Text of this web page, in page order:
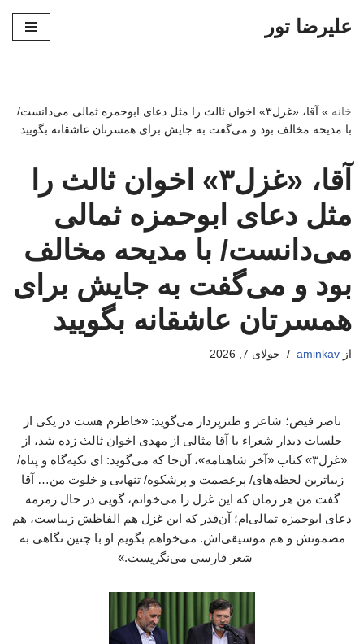
علیرضا تور
خانه »
آقا، «غزل۳» اخوان ‌ثالث را مثل دعای ابوحمزه ثمالی می‌دانست/
با مدیحه مخالف بود و می‌گفت به جایش برای همسرتان عاشقانه بگویید
آقا، «غزل۳» اخوان ‌ثالث را
مثل دعای ابوحمزه ثمالی
می‌دانست/ با مدیحه مخالف
بود و می‌گفت به جایش برای
همسرتان عاشقانه بگویید
از aminkav جولای 7, 2026
ناصر فیض؛ شاعر و طنزپرداز می‌گوید: «خاطرم هست در یکی از
جلسات دیدار شعراء با آقا مثالی از مهدی اخوان ثالث زده شد، از
«غزل۳» کتاب «آخر شاهنامه»، آن‌جا که می‌گوید: ای تکیه‌گاه و پناه/
زیباترین لحظه‌های/ پرعصمت و پرشکوه/ تنهایی و خلوت من… آقا
گفت من هر زمان که این غزل را می‌خوانم، گویی در حال زمزمه
دعای ابوحمزه ثمالی‌ام؛ آن‌قدر که این غزل هم الفاظش زیباست، هم
مضمونش و هم موسیقی‌اش. می‌خواهم بگویم او با چنین نگاهی به
شعر فارسی می‌نگریست.»